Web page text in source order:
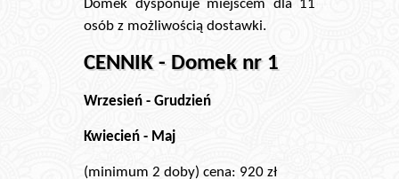
Domek dysponuje miejscem dla 11
osób z możliwością dostawki.
CENNIK - Domek nr 1
Wrzesień - Grudzień
Kwiecień - Maj
(minimum 2 doby) cena: 920 zł